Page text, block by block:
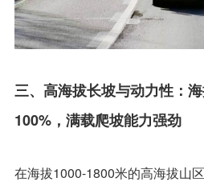
三、高海拔长坡与动力性：
100%，满载爬坡能力强劲
在海拔1000-1800米的高海拔山